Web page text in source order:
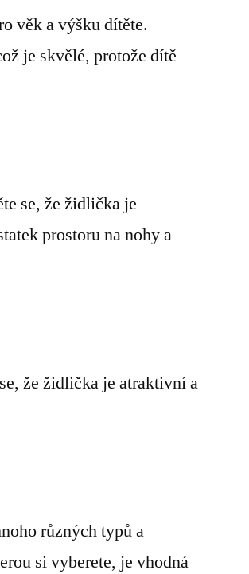
věk a výšku dítěte.
je skvělé, protože dítě
se, že židlička je
prostoru na nohy a
že židlička je atraktivní a
různých typů a
si vyberete, je vhodná